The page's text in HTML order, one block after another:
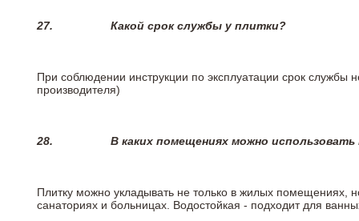
27. Какой срок службы у плитки?
При соблюдении инструкции по эксплуатации срок
производителя)
28. В каких помещениях можно
Плитку можно укладывать не только в жилых помещениях,
санаториях и больницах. Водостойкая - подходит для